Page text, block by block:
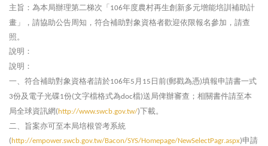
主旨：為本局辦理第二梯次「106年度農村再生創新多元增能培訓補助計
畫」，請協助公告周知，符合補助對象資格者歡迎依限報名參加，請查
照。
說明：
說明：
一、符合補助對象資格者請於106年5 月 15 日前(郵戳為憑)填報申請書一式
3份及電子光碟1份(文字檔格式為doc檔)送局俾辦審查；相關書件請至本
局全球資訊網( http://www.swcb.gov.tw/)下載。
二、旨案亦可至本局培根管考系統
( http://empower.swcb.gov.tw/Bacon/SYS/Homepage/NewSelectPagr.aspx)申請